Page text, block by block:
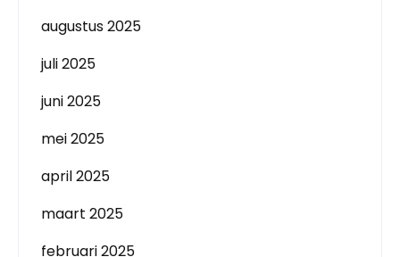
augustus 2025
juli 2025
juni 2025
mei 2025
april 2025
maart 2025
februari 2025